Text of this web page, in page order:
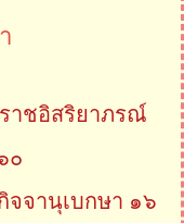
าชอิสริยาภรณ์
๐
จานุเบกษา ๑๖